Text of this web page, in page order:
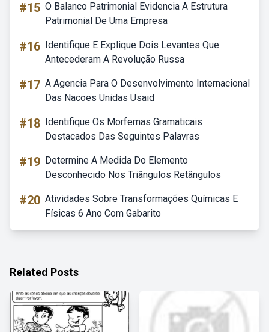
#15 O Balanco Patrimonial Evidencia A Estrutura
Patrimonial De Uma Empresa
#16 Identifique E Explique Dois Levantes Que
Antecederam A Revolução Russa
#17 A Agencia Para O Desenvolvimento Internacional
Das Nacoes Unidas Usaid
#18 Identifique Os Morfemas Gramaticais
Destacados Das Seguintes Palavras
#19 Determine A Medida Do Elemento
Desconhecido Nos Triângulos Retângulos
#20 Atividades Sobre Transformações Químicas E
Físicas 6 Ano Com Gabarito
Related Posts